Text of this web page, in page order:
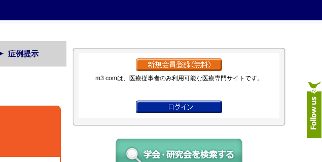
症例提示
m3.comは、医療従事者のみ利用可能な医療専門サイトです。